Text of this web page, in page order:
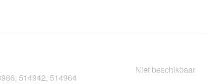
514942, 514964
Niet beschikbaar